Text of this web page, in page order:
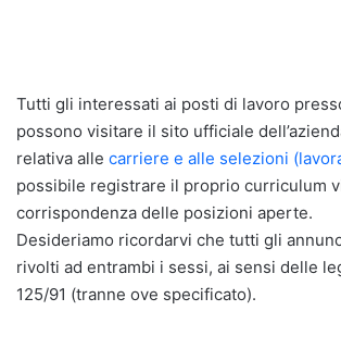
Tutti gli interessati ai posti di lavoro
possono visitare il sito ufficiale
relativa alle carriere e alle selezioni
possibile registrare il proprio curriculum
corrispondenza delle posizioni aperte.
Desideriamo ricordarvi che tutti gli
rivolti ad entrambi i sessi, ai sensi delle
125/91 (tranne ove specificato).